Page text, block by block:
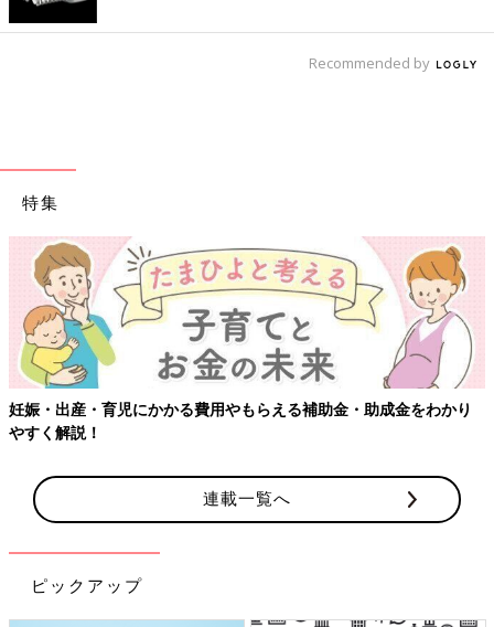
Recommended by
特集
助成金をわかり 【ワクチン接種できるものも】妊婦の感染症対
連載一覧へ
ピックアップ